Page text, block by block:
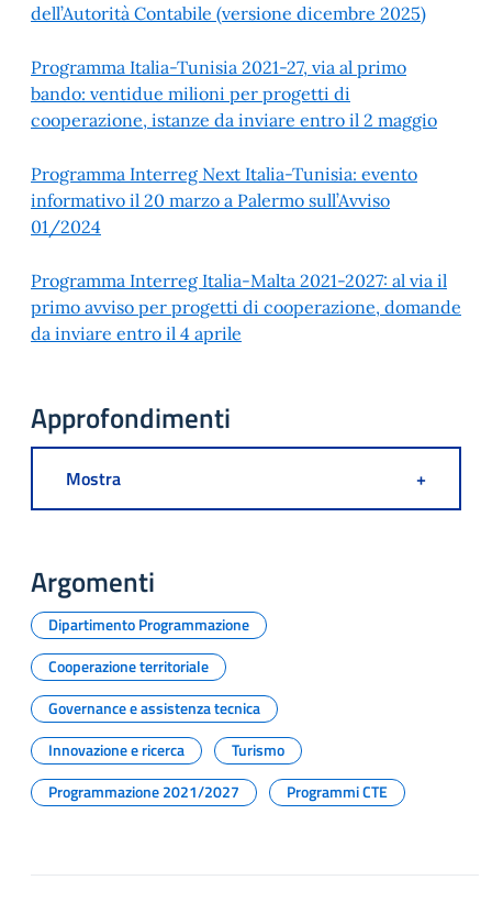
dell’Autorità Contabile (versione dicembre 2025)
Programma Italia-Tunisia 2021-27, via al primo
bando: ventidue milioni per progetti di
cooperazione, istanze da inviare entro il 2 maggio
Programma Interreg Next Italia-Tunisia: evento
informativo il 20 marzo a Palermo sull’Avviso
01/2024
Programma Interreg Italia-Malta 2021-2027: al via il
primo avviso per progetti di cooperazione, domande
da inviare entro il 4 aprile
Approfondimenti
Mostra +
Argomenti
Dipartimento Programmazione
Cooperazione territoriale
Governance e assistenza tecnica
Innovazione e ricerca
Turismo
Programmazione 2021/2027
Programmi CTE